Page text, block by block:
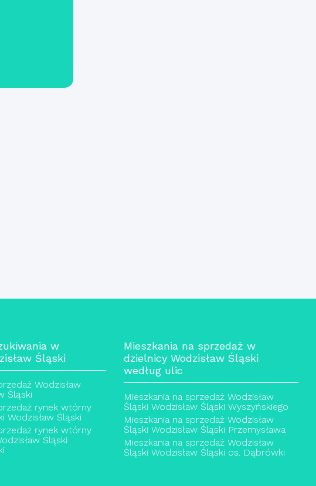
w
Śląski
Wodzisław
Śląski
rynek wtórny
Wodzisław Śląski
rynek wtórny
Śląski
Mieszkania na sprzedaż w
dzielnicy Wodzisław Śląski
według ulic
Mieszkania na sprzedaż Wodzisław
Śląski Wodzisław Śląski Wyszyńskiego
Mieszkania na sprzedaż Wodzisław
Śląski Wodzisław Śląski Przemysława
Mieszkania na sprzedaż Wodzisław
Śląski Wodzisław Śląski os. Dąbrówki